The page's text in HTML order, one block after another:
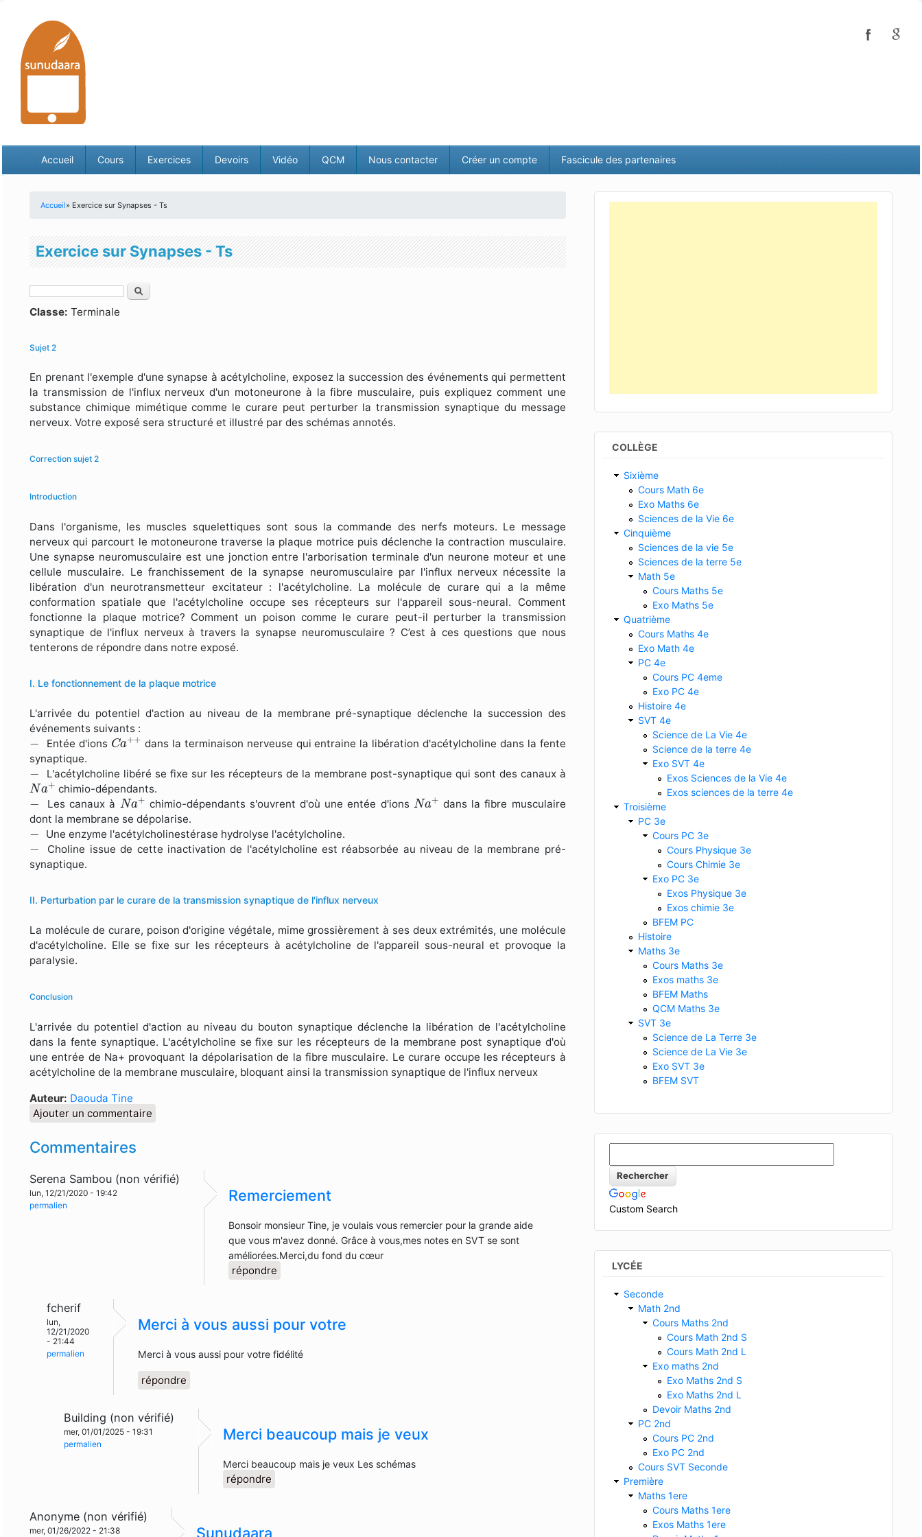
Accueil Cours Exercices Devoirs Vidéo QCM Nous contacter Créer un compte Fascicule des partenaires
Accueil» Exercice sur Synapses - Ts
Exercice sur Synapses - Ts
Formulaire de recherche
Rechercher
Classe:Terminale
Sujet 2
En prenant l'exemple d'une synapse à acétylcholine, exposez la succession des événements qui permettent
la transmission de l'influx nerveux d'un motoneurone à la fibre musculaire, puis expliquez comment une
substance chimique mimétique comme le curare peut perturber la transmission synaptique du message
nerveux. Votre exposé sera structuré et illustré par des schémas annotés.
Correction sujet 2
Introduction
Dans l'organisme, les muscles squelettiques sont sous la commande des nerfs moteurs. Le message
nerveux qui parcourt le motoneurone traverse la plaque motrice puis déclenche la contraction musculaire.
Une synapse neuromusculaire est une jonction entre l'arborisation terminale d'un neurone moteur et une
cellule musculaire. Le franchissement de la synapse neuromusculaire par l'influx nerveux nécessite la
libération d'un neurotransmetteur excitateur : l'acétylcholine. La molécule de curare qui a la même
conformation spatiale que l'acétylcholine occupe ses récepteurs sur l'appareil sous-neural. Comment
fonctionne la plaque motrice? Comment un poison comme le curare peut-il perturber la transmission
synaptique de l'influx nerveux à travers la synapse neuromusculaire ? C’est à ces questions que nous
tenterons de répondre dans notre exposé.
I. Le fonctionnement de la plaque motrice
L'arrivée du potentiel d'action au niveau de la membrane pré-synaptique déclenche la succession des
événements suivants :
− Entée d'ions Ca++
Ca++ dans la terminaison nerveuse qui entraine la libération d'acétylcholine dans la fente
synaptique.
−
− L'acétylcholine libéré se fixe sur les récepteurs de la membrane post-synaptique qui sont des canaux à
Na+
Na + chimio-dépendants.
− Les canaux à Na+
Na+ chimio-dépendants s'ouvrent d'où une entée d'ions Na+
Na + dans la fibre musculaire
dont la membrane se dépolarise.
− Une enzyme l'acétylcholinestérase hydrolyse l'acétylcholine.
−
Choline issue de cette inactivation de l'acétylcholine est réabsorbée au niveau de la membrane pré-
synaptique.
II. Perturbation par le curare de la transmission synaptique de l'influx nerveux
La molécule de curare, poison d'origine végétale, mime grossièrement à ses deux extrémités, une molécule
d'acétylcholine. Elle se fixe sur les récepteurs à acétylcholine de l'appareil sous-neural et provoque la
paralysie.
Conclusion
L'arrivée du potentiel d'action au niveau du bouton synaptique déclenche la libération de l'acétylcholine
dans la fente synaptique. L'acétylcholine se fixe sur les récepteurs de la membrane post synaptique d'où
une entrée de Na+ provoquant la dépolarisation de la fibre musculaire. Le curare occupe les récepteurs à
acétylcholine de la membrane musculaire, bloquant ainsi la transmission synaptique de l'influx nerveux
Auteur: Daouda Tine
Ajouter un commentaire
Commentaires
Serena Sambou (non vérifié)
lun, 12/21/2020 - 19:42
permalien
Remerciement
Bonsoir monsieur Tine, je voulais vous remercier pour la grande aide
que vous m'avez donné. Grâce à vous,mes notes en SVT se sont
améliorées.Merci,du fond du cœur
répondre
fcherif
lun,
12/21/2020
- 21:44
permalien
Merci à vous aussi pour votre
Merci à vous aussi pour votre fidélité
répondre
Building (non vérifié)
mer, 01/01/2025 - 19:31
permalien
Merci beaucoup mais je veux
Merci beaucoup mais je veux Les schémas
répondre
Anonyme (non vérifié)
mer, 01/26/2022 - 21:38
Sunudaara
COLLÈGE
Sixième
Cours Math 6e
Exo Maths 6e
Sciences de la Vie 6e
Cinquième
Sciences de la vie 5e
Sciences de la terre 5e
Math 5e
Cours Maths 5e
Exo Maths 5e
Quatrième
Cours Maths 4e
Exo Math 4e
PC 4e
Cours PC 4eme
Exo PC 4e
Histoire 4e
SVT 4e
Science de La Vie 4e
Science de la terre 4e
Exo SVT 4e
Exos Sciences de la Vie 4e
Exos sciences de la terre 4e
Troisième
PC 3e
Cours PC 3e
Cours Physique 3e
Cours Chimie 3e
Exo PC 3e
Exos Physique 3e
Exos chimie 3e
BFEM PC
Histoire
Maths 3e
Cours Maths 3e
Exos maths 3e
BFEM Maths
QCM Maths 3e
SVT 3e
Science de La Terre 3e
Science de La Vie 3e
Exo SVT 3e
BFEM SVT
Custom Search
LYCÉE
Seconde
Math 2nd
Cours Maths 2nd
Cours Math 2nd S
Cours Math 2nd L
Exo maths 2nd
Exo Maths 2nd S
Exo Maths 2nd L
Devoir Maths 2nd
PC 2nd
Cours PC 2nd
Exo PC 2nd
Cours SVT Seconde
Première
Maths 1ere
Cours Maths 1ere
Exos Maths 1ere